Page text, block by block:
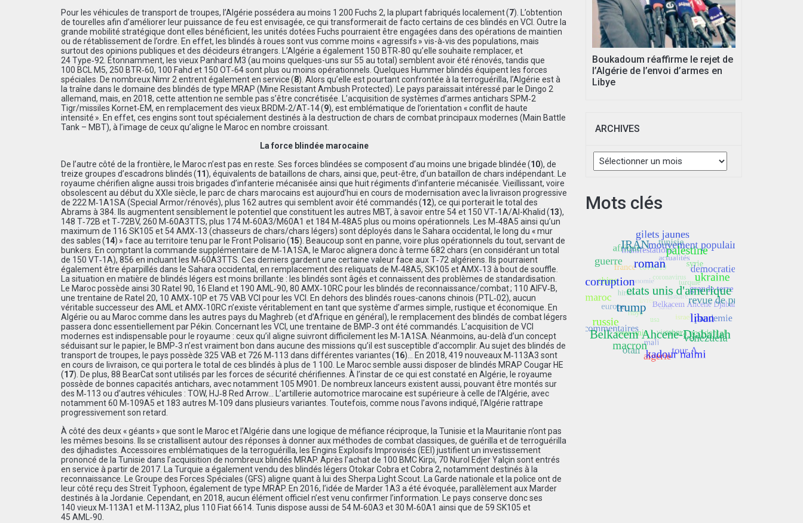
Pour les véhicules de transport de troupes, l’Algérie possédera au moins 1 200 Fuchs 2, la plupart fabriqués localement (7). L’obtention
de tourelles afin d’améliorer leur puissance de feu est envisagée, ce qui transformerait de facto certains de ces blindés en VCI. Outre la
grande mobilité stratégique dont elles bénéficient, les unités dotées Fuchs pourraient être engagées dans des opérations de maintien
ou de rétablissement de l’ordre. En effet, les blindés à roues sont vus comme moins « agressifs » vis-à‑vis des populations, mais
surtout des opinions publiques et des décideurs étrangers. L’Algérie a également 150 BTR‑80 qu’elle souhaite remplacer, et
24 Type‑92. Étonnamment, les vieux Panhard M3 (au moins quelques-uns sur 55 au total) semblent avoir été rénovés, tandis que
100 BCL M5, 250 BTR‑60, 100 Fahd et 150 OT‑64 sont plus ou moins opérationnels. Quelques Hummer blindés équipent les forces
spéciales. De nombreux Nimr 2 entrent également en service (8). Alors qu’elle est pourtant confrontée à la terroguérilla, l’Algérie est à
la traîne dans le domaine des blindés de type MRAP (Mine Resistant Ambush Protected). Le pays paraissait intéressé par le Dingo 2
allemand, mais, en 2018, cette attention ne semble pas s’être concrétisée. L’acquisition de systèmes d’armes antichars SPM‑2
Tigr/missiles Kornet‑EM, en remplacement des vieux BRDM‑2/AT‑14 (9), est emblématique de l’orientation « conflit de haute
intensité ». En effet, ces engins sont tout spécialement destinés à la destruction de chars de combat principaux modernes (Main Battle
Tank – MBT), à l’image de ceux qu’aligne le Maroc en nombre croissant.
La force blindée marocaine
De l’autre côté de la frontière, le Maroc n’est pas en reste. Ses forces blindées se composent d’au moins une brigade blindée (10), de
treize groupes d’escadrons blindés (11 ), équivalents de bataillons de chars, ainsi que, peut-être, d’un bataillon de chars indépendant. Le
royaume chérifien aligne aussi trois brigades d’infanterie mécanisée ainsi que huit régiments d’infanterie mécanisée. Vieillissant, voire
obsolescent au début du XXIe siècle, le parc de chars marocains est aujourd’hui en cours de modernisation avec la livraison progressive
de 222 M‑1A1SA (Special Armor/rénovés), plus 162 autres qui semblent avoir été commandés (12), ce qui porterait le total des
Abrams à 384. Ils augmentent sensiblement le potentiel que constituent les autres MBT, à savoir entre 54 et 150 VT‑1A/Al-Khalid (13),
148 T‑72B et T‑72BV, 260 M‑60A3TTS, plus 174 M‑60A3/M60A1 et 184 M‑48A5 plus ou moins opérationnels. Les M‑48A5 ainsi qu’un
maximum de 116 SK105 et 54 AMX‑13 (chasseurs de chars/chars légers) sont déployés dans le Sahara occidental, le long du « mur
des sables (14) » face au territoire tenu par le Front Polisario (15). Beaucoup sont en panne, voire plus opérationnels du tout, servant de
bunkers. En comptant la commande supplémentaire de M‑1A1SA, le Maroc alignera donc à terme 682 chars (en considérant un total
de 150 VT‑1A), 856 en incluant les M‑60A3TTS. Ces derniers gardent une certaine valeur face aux T‑72 algériens. Ils pourraient
également être éparpillés dans le Sahara occidental, en remplacement des reliquats de M‑48A5, SK105 et AMX‑13 à bout de souffle.
La situation en matière de blindés légers est moins brillante : les blindés sont âgés et connaissent des problèmes de standardisation.
Le Maroc possède ainsi 30 Ratel 90, 16 Eland et 190 AML‑90, 80 AMX‑10RC pour les blindés de reconnaissance/combat ; 110 AIFV‑B,
une trentaine de Ratel 20, 10 AMX‑10P et 75 VAB VCI pour les VCI. En dehors des blindés roues-canons chinois (PTL‑02), aucun
véritable successeur des AML et AMX‑10RC n’existe véritablement en tant que système d’armes simple, rustique et économique. En
Algérie ou au Maroc comme dans les autres pays du Maghreb (et d’Afrique en général), le remplacement des blindés de combat légers
passera donc essentiellement par Pékin. Concernant les VCI, une trentaine de BMP‑3 ont été commandés. L’acquisition de VCI
modernes est indispensable pour le royaume : ceux qu’il aligne suivront difficilement les M‑1A1SA. Néanmoins, au-delà d’un concept
séduisant sur le papier, le BMP‑3 n’est vraiment bon dans aucune des missions qu’il est susceptible d’accomplir. Au sujet des blindés de
transport de troupes, le pays possède 325 VAB et 726 M‑113 dans différentes variantes (16)… En 2018, 419 nouveaux M‑113A3 sont
en cours de livraison, ce qui portera le total de ces blindés à plus de 1 100. Le Maroc semble aussi disposer de blindés MRAP Cougar HE
(17). De plus, 88 BearCat sont utilisés par les forces de sécurité chérifiennes. À l’instar de ce qui est constaté en Algérie, le royaume
possède de bonnes capacités antichars, avec notamment 105 M901. De nombreux lanceurs existent aussi, pouvant être montés sur
des M‑113 ou d’autres véhicules : TOW, HJ‑8 Red Arrow… L’artillerie automotrice marocaine est supérieure à celle de l’Algérie, avec
notamment 60 M‑109A5 et 183 autres M‑109 dans plusieurs variantes. Toutefois, comme nous l’avons indiqué, l’Algérie rattrape
progressivement son retard.
À côté des deux « géants » que sont le Maroc et l’Algérie dans une logique de méfiance réciproque, la Tunisie et la Mauritanie n’ont pas
les mêmes besoins. Ils se cristallisent autour des réponses à donner aux méthodes de combat classiques, de guérilla et de terroguérilla
des djihadistes. Accessoires emblématiques de la terroguérilla, les Engins Explosifs Improvisés (EEI) justifient un investissement
prononcé de la Tunisie dans l’acquisition de nombreux blindés MRAP. Après l’achat de 100 BMC Kirpi, 70 Nurol Edjer Yalçin sont entrés
en service à partir de 2017. La Turquie a également vendu des blindés légers Otokar Cobra et Cobra 2, notamment destinés à la
reconnaissance. Le Groupe des Forces Spéciales (GFS) aligne quant à lui des Sherpa Light Scout. La Garde nationale et la police ont de
leur côté reçu des Streit Typhoon, également de type MRAP. En 2016, l’idée de Marder 1A3 a été évoquée, parallèlement aux Marder
destinés à la Jordanie. Cependant, en 2018, aucun élément officiel n’est venu confirmer l’information. Le pays conserve donc ses
140 vieux M‑113A1 et M‑113A2, plus 110 Fiat 6614. Tunis dispose aussi de 54 M‑60A3 et 30 M‑60A1 ainsi que de 59 SK105 et
45 AML‑90.
Boukadoum réaffirme le rejet de
l’Algérie de l’envoi d’armes en
Libye
ARCHIVES
Archives
Mots clés